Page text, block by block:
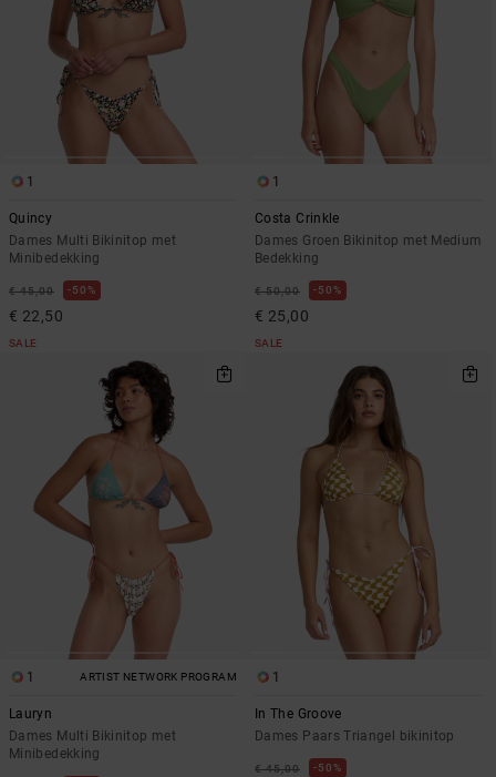
1
Quincy
Dames Multi Bikinitop met
Minibedekking
€ 45,00 50%
€ 22,50
SALE
1
Costa Crinkle
Dames Groen Bikinitop met Medium
Bedekking
€ 50,00 50%
€ 25,00
SALE
1 ARTIST NETWORK PROGRAM
Lauryn
Dames Multi Bikinitop met
Minibedekking
1
In The Groove
Dames Paars Triangel bikinitop
€ 45,00 50%